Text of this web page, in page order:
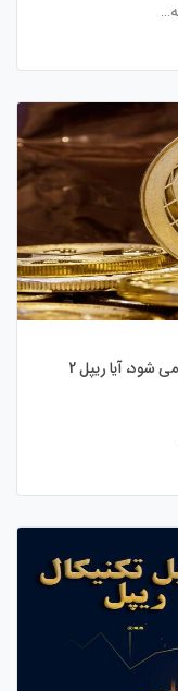
قیمت ریپل در زیر خط روند 4 ماهه خود متوقف می شود، آیا ریپل 2